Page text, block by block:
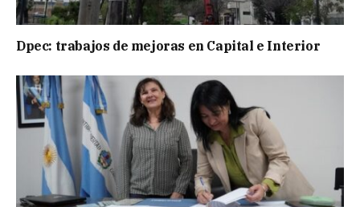
Dpec: trabajos de mejoras en Capital e Interior